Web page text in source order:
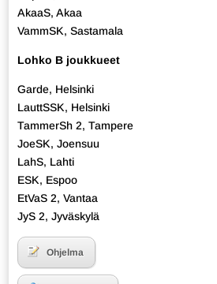
AkaaS, Akaa
VammSK, Sastamala
Lohko B joukkueet
Garde, Helsinki
LauttSSK, Helsinki
TammerSh 2, Tampere
JoeSK, Joensuu
LahS, Lahti
ESK, Espoo
EtVaS 2, Vantaa
JyS 2, Jyväskylä
Ohjelma